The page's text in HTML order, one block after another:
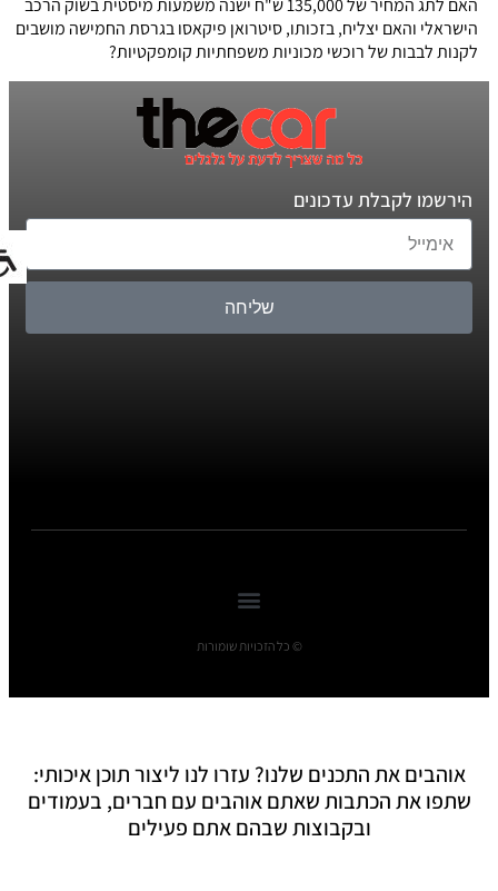
האם לתג המחיר של 135,000 ש"ח ישנה משמעות מיסטית בשוק הרכב
הישראלי והאם יצליח, בזכותו, סיטרואן פיקאסו בגרסת החמישה מושבים
לקנות לבבות של רוכשי מכוניות משפחתיות קומפקטיות?
הירשמו לקבלת עדכונים
שליחה
© כל הזכויות שומורות
אוהבים את התכנים שלנו? עזרו לנו ליצור תוכן איכותי:
שתפו את הכתבות שאתם אוהבים עם חברים, בעמודים
ובקבוצות שבהם אתם פעילים